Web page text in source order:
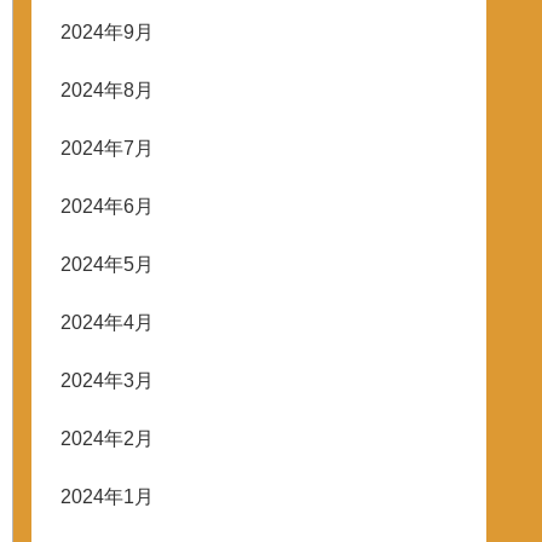
2024年9月
2024年8月
2024年7月
2024年6月
2024年5月
2024年4月
2024年3月
2024年2月
2024年1月